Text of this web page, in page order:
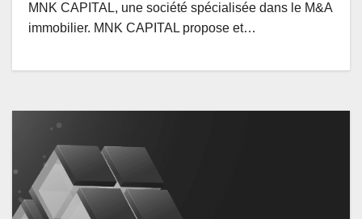
MNK CAPITAL, une société spécialisée dans le M&A
immobilier. MNK CAPITAL propose et…